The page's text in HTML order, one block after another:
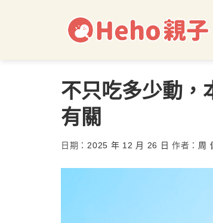
不只吃多少動，
有關
日期： 2025 年 12 月 26 日 作者： 周